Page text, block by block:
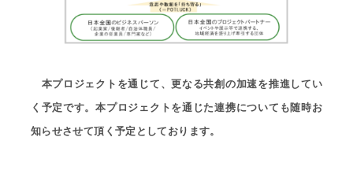
本プロジェクトを通じて、更なる共創の加速を推進してい
く予定です。本プロジェクトを通じた連携についても随時お
知らせさせて頂く予定としております。